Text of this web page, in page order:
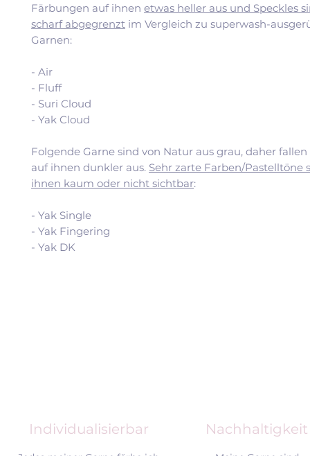
Färbungen auf ihnen etwas heller aus und Speckles
scharf abgegrenzt im Vergleich zu superwash-
Garnen:
- Air
- Fluff
- Suri Cloud
- Yak Cloud
Folgende Garne sind von Natur aus grau, daher
auf ihnen dunkler aus. Sehr zarte Farben/Pastelltöne
ihnen kaum oder nicht sichtbar:
- Yak Single
- Yak Fingering
- Yak DK
Individualisierbar Nachhaltigkeit